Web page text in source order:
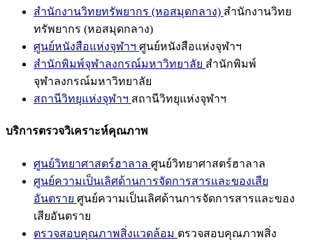
สำนักงานวิทยทรัพยากร (หอสมุดกลาง) สำนักงานวิทย
ทรัพยากร (หอสมุดกลาง)
ศูนย์หนังสือแห่งจุฬาฯ ศูนย์หนังสือแห่งจุฬาฯ
สำนักพิมพ์จุฬาลงกรณ์มหาวิทยาลัย สำนักพิมพ์
จุฬาลงกรณ์มหาวิทยาลัย
สถานีวิทยุแห่งจุฬาฯ สถานีวิทยุแห่งจุฬาฯ
บริการตรวจวิเคราะห์คุณภาพ
ศูนย์วิทยาศาสตร์ฮาลาล ศูนย์วิทยาศาสตร์ฮาลาล
ศูนย์ความเป็นเลิศด้านการจัดการสารและของเสีย
อันตราย ศูนย์ความเป็นเลิศด้านการจัดการสารและของ
เสียอันตราย
ตรวจสอบคุณภาพสิ่งแวดล้อม ตรวจสอบคุณภาพสิ่ง